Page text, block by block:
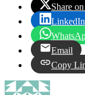
Share
LinkedIn
Email
Copy